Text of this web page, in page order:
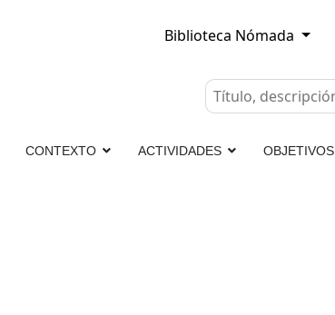
Biblioteca Nómada
CONTEXTO ACTIVIDADES OBJETIVOS